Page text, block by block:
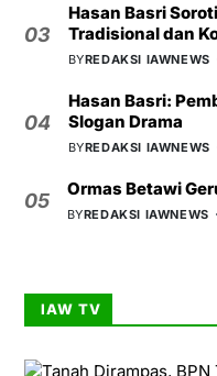
03
Hasan Basri
Tradisional dan
BYREDAKSI IAWNEWS
04
Hasan Basri:
Slogan Drama
BYREDAKSI IAWNEWS
05
Ormas Betawi
BYREDAKSI IAWNEWS
IAW TV